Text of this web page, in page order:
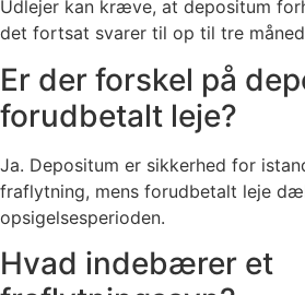
Udlejer kan kræve, at depositum
det fortsat svarer til op til tre
Er der forskel på
forudbetalt leje?
Ja. Depositum er sikkerhed for
fraflytning, mens forudbetalt leje
opsigelsesperioden.
Hvad indebærer et